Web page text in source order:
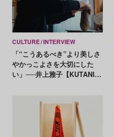
CULTURE INTERVIEW
「“こうあるべき”より美しさ
やかっこよさを大切にした
い」──井上雅子【KUTANIを